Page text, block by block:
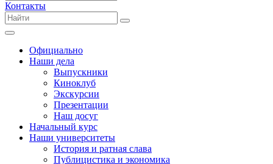
Контакты
Официально
Наши дела
Выпускники
Киноклуб
Экскурсии
Презентации
Наш досуг
Начальный курс
Наши университеты
История и ратная слава
Публицистика и экономика